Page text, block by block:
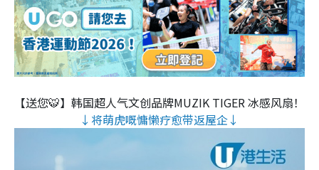
【送您🐯】韩国超人气文创品牌MUZIK TIGER 冰感风扇！
↓将萌虎嘅慵懒疗愈带返屋企↓